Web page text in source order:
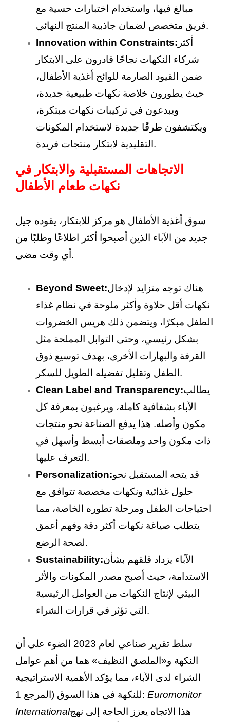
مبالغ فيها، واستخدام اختبارات حسية مع
فريق متخصص لضمان جاذبية المنتج النهائي.
Innovation within Constraints: أكثر
شركاء النكهات نجاحًا قادرون على الابتكار
ضمن القيود الصارمة للوائح أغذية الأطفال،
حيث يطورون خلاصة نكهات طبيعية جديدة،
ويبدعون في تركيبات نكهات مبتكرة،
ويكتشفون طرقًا جديدة لاستخدام المكونات
التقليدية لابتكار منتجات فريدة.
الاتجاهات المستقبلية والابتكار في
نكهات طعام الأطفال
سوق أغذية الأطفال هو مركز للابتكار، يقوده جيل
جديد من الآباء الذين أصبحوا أكثر اطلاعًا وطلبًا من
أي وقت مضى.
Beyond Sweet:هناك توجه متزايد لإدخال
نكهات أقل حلاوة وأكثر ملوحة في نظام غذاء
الطفل مبكرًا، ويتضمن ذلك هريس الخضروات
بشكل رئيسي، وحتى التوابل المملحة مثل
القرفة والبهارات الأخرى، بهدف توسيع ذوق
الطفل وتقليل تفضيله الطويل للسكر.
Clean Label and Transparency:يطالب
الآباء بشفافية كاملة، ويرغبون بمعرفة كل
مكون وأصله. هذا يدفع الصناعة نحو منتجات
ذات مكون واحد وملصقات أبسط وأسهل في
التعرف عليها.
Personalization:قد يتجه المستقبل نحو
حلول غذائية ونكهات مخصصة تتوافق مع
احتياجات الطفل ومرحلة تطوره الخاصة، مما
يتطلب صياغة نكهات أكثر دقة وفهم أعمق
لصحة الرضع.
Sustainability:الآباء يزداد قلقهم بشأن
الاستدامة، حيث أصبح مصدر المكونات والأثر
البيئي لإنتاج النكهات من العوامل الرئيسية
التي تؤثر في قرارات الشراء.
سلط تقرير صناعي لعام 2023 الضوء على أن
النكهة و«الملصق النظيف» هما من أهم عوامل
الشراء لدى الآباء، مما يؤكد الأهمية الاستراتيجية
للنكهة في هذا السوق (المرجع 1: Euromonitor
Internationalهذا الاتجاه يعزز الحاجة إلى نهج